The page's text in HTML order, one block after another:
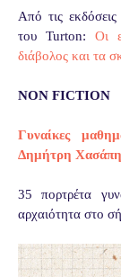
Από τις
του Turton: Οι
διάβολος και τα
NON FICTION
Γυναίκες
Δημήτρη Χασάπη
35 πορτρέτα
αρχαιότητα στο